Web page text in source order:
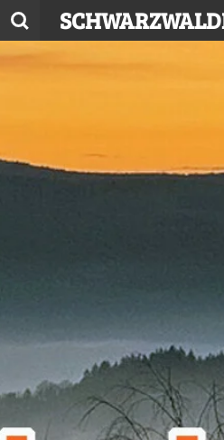
Zum
Hauptinhalt
springen